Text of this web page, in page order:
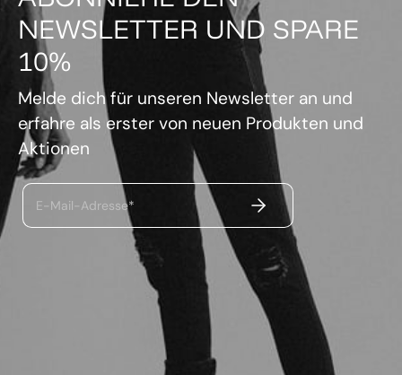
NEWSLETTER UND SPARE
10%
Melde dich für unseren Newsletter an und
erfahre als erster von neuen Produkten und
Aktionen
E-Mail-Adresse* ABSENDEN